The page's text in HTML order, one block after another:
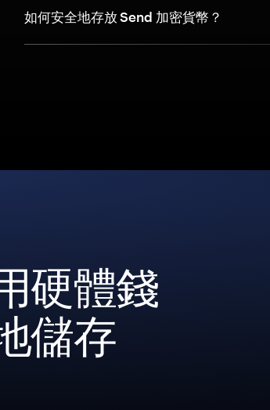
如何安全地存放 Send 加密貨幣？
硬體錢
儲存